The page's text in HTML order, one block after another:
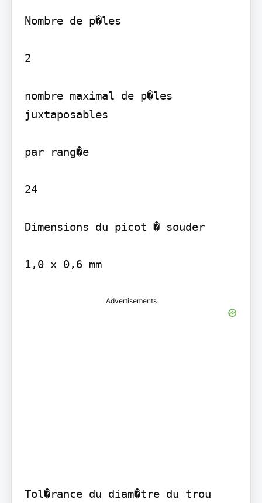
Nombre de p�les
2
nombre maximal de p�les
juxtaposables
par rang�e
24
Dimensions du picot � souder
1,0 x 0,6 mm
Advertisements
Tol�rance du diam�tre du trou